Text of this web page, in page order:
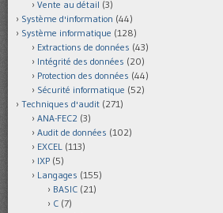
Vente au détail (3)
Système d'information (44)
Système informatique (128)
Extractions de données (43)
Intégrité des données (20)
Protection des données (44)
Sécurité informatique (52)
Techniques d'audit (271)
ANA-FEC2 (3)
Audit de données (102)
EXCEL (113)
IXP (5)
Langages (155)
BASIC (21)
C (7)